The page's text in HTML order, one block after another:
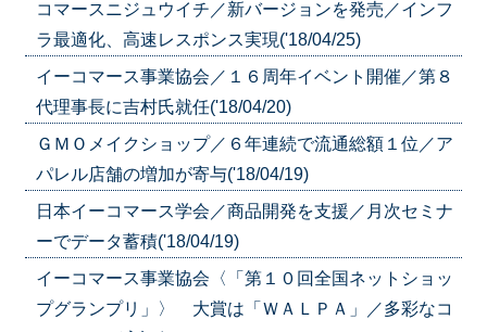
コマースニジュウイチ／新バージョンを発売／インフ
ラ最適化、高速レスポンス実現('18/04/25)
イーコマース事業協会／１６周年イベント開催／第８
代理事長に吉村氏就任('18/04/20)
ＧＭＯメイクショップ／６年連続で流通総額１位／ア
パレル店舗の増加が寄与('18/04/19)
日本イーコマース学会／商品開発を支援／月次セミナ
ーでデータ蓄積('18/04/19)
イーコマース事業協会〈「第１０回全国ネットショッ
プグランプリ」〉 大賞は「ＷＡＬＰＡ」／多彩なコ